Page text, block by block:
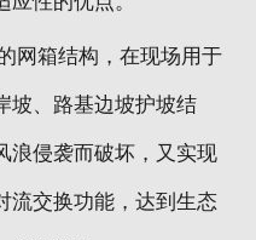
网箱结构，在现场用于
坡、路基边坡护坡结
浪侵袭而破坏，又实现
流交换功能，达到生态